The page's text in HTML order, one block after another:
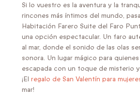
Si lo vuestro es la aventura y la
rincones más íntimos del mundo,
Habitación Farero Suite del Faro
una opción espectacular. Un faro
al mar, donde el sonido de las olas
sonora. Un lugar mágico para
escapada con un toque de misterio
¡El regalo de San Valentín para
mar!